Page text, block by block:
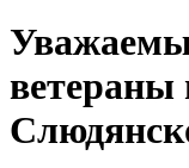
ветераны